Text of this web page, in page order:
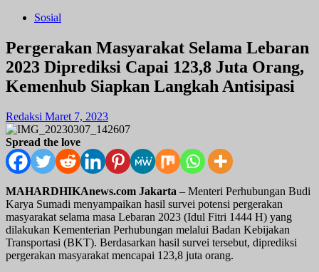
Sosial
Pergerakan Masyarakat Selama Lebaran
2023 Diprediksi Capai 123,8 Juta Orang,
Kemenhub Siapkan Langkah Antisipasi
Redaksi Maret 7, 2023
Spread the love
MAHARDHIKAnews.com Jakarta – Menteri Perhubungan Budi
Karya Sumadi menyampaikan hasil survei potensi pergerakan
masyarakat selama masa Lebaran 2023 (Idul Fitri 1444 H) yang
dilakukan Kementerian Perhubungan melalui Badan Kebijakan
Transportasi (BKT). Berdasarkan hasil survei tersebut, diprediksi
pergerakan masyarakat mencapai 123,8 juta orang.